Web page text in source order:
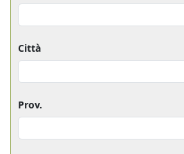
Città
Prov.